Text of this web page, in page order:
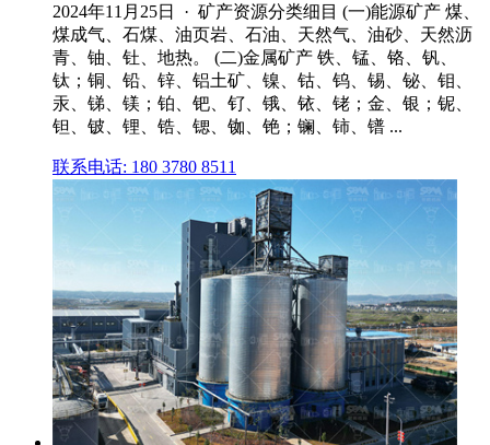
2024年11月25日 · 矿产资源分类细目 (一)能源矿产 煤、
煤成气、石煤、油页岩、石油、天然气、油砂、天然沥
青、铀、钍、地热。 (二)金属矿产 铁、锰、铬、钒、
钛；铜、铅、锌、铝土矿、镍、钴、钨、锡、铋、钼、
汞、锑、镁；铂、钯、钌、锇、铱、铑；金、银；铌、
钽、铍、锂、锆、锶、铷、铯；镧、铈、镨 ...
联系电话: 180 3780 8511